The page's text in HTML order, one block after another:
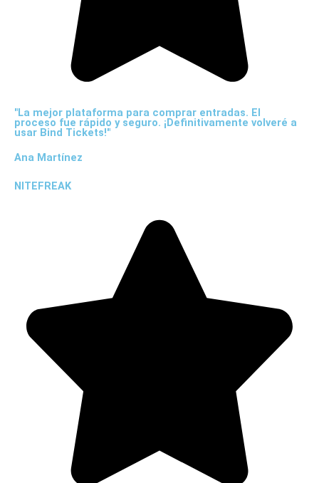
"La mejor plataforma para comprar entradas. El
proceso fue rápido y seguro. ¡Definitivamente volveré a
usar Bind Tickets!"
Ana Martínez
NITEFREAK